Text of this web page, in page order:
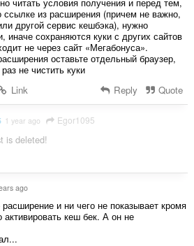
читать условия получения и перед тем,
ссылке из расширения (причем не важно,
другой сервис кешбэка), нужно
иначе сохраняются куки с других сайтов
не через сайт «Мегабонуса».
оставьте отдельный браузер,
не чистить куки
Link Reply Quote
1 year ago Egor1095
is deleted!
ago
и ни чего не показывает кромя
активировать кеш бек. А он не